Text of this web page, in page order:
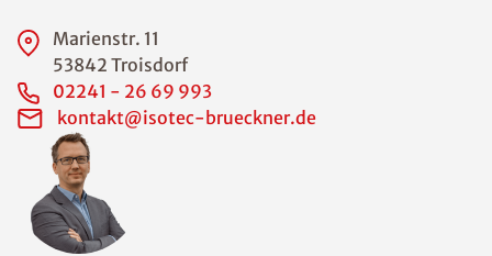
Marienstr. 11
53842 Troisdorf
02241 - 26 69 993
kontakt@isotec-brueckner.de